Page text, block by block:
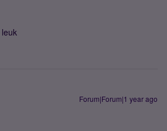
Forum|Forum|1 year ago